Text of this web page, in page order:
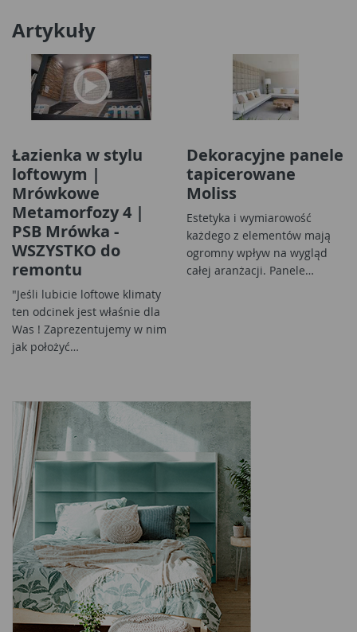
Artykuły
Łazienka w stylu
loftowym |
Mrówkowe
Metamorfozy 4 |
PSB Mrówka -
WSZYSTKO do
remontu
"Jeśli lubicie loftowe klimaty
ten odcinek jest właśnie dla
Was ! Zaprezentujemy w nim
jak położyć…
Dekoracyjne panele
tapicerowane
Moliss
Estetyka i wymiarowość
każdego z elementów mają
ogromny wpływ na wygląd
całej aranżacji. Panele…